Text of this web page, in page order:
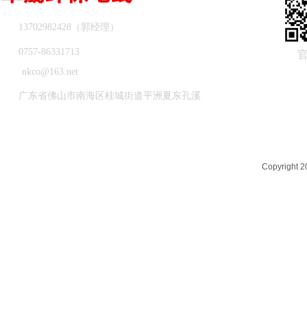
13702982428（郭经理）
nkco@163.net
广东省佛山市南海区桂城街道平洲夏东孔溪
0757-86331713